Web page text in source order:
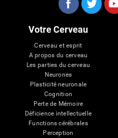
Votre Cerveau
Cerveau et esprit
A propos du cerveau
Les parties du cerveau
Neurones
Plasticité neuronale
Cognition
Perte de Mémoire
Déficience intellectuelle
Functions cérébrales
Perception